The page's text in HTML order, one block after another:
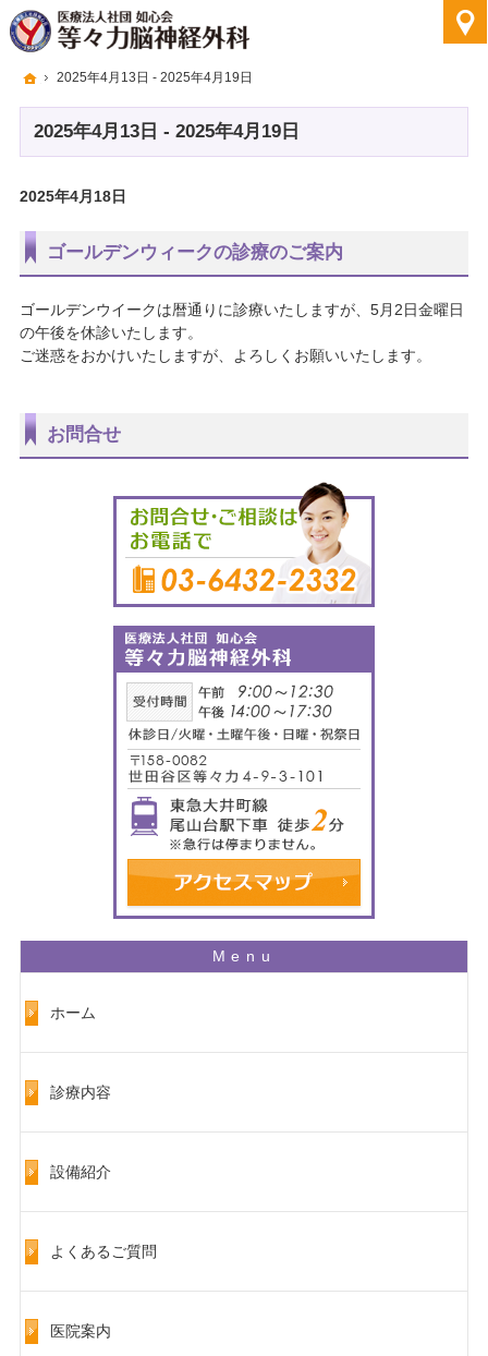
2025年4月13日 - 2025年4月19日
2025年4月18日
ゴールデンウィークの診療のご案内
ゴールデンウイークは暦通りに診療いたしますが、5月2日金曜日
の午後を休診いたします。
ご迷惑をおかけいたしますが、よろしくお願いいたします。
お問合せ
ホーム
診療内容
設備紹介
よくあるご質問
医院案内
ホーム
2025年4月13日 - 2025年4月19日